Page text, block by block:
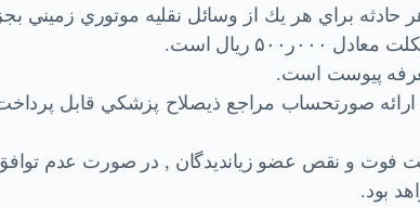
حادثه براي هر يك از وسائل نقليه موتوري زميني بجز
ارائه صورتحساب مراجع ذيصلاح پزشكي قابل
فوت و نقص عضو زيانديدگان , در صورت عدم
خواهد بود.